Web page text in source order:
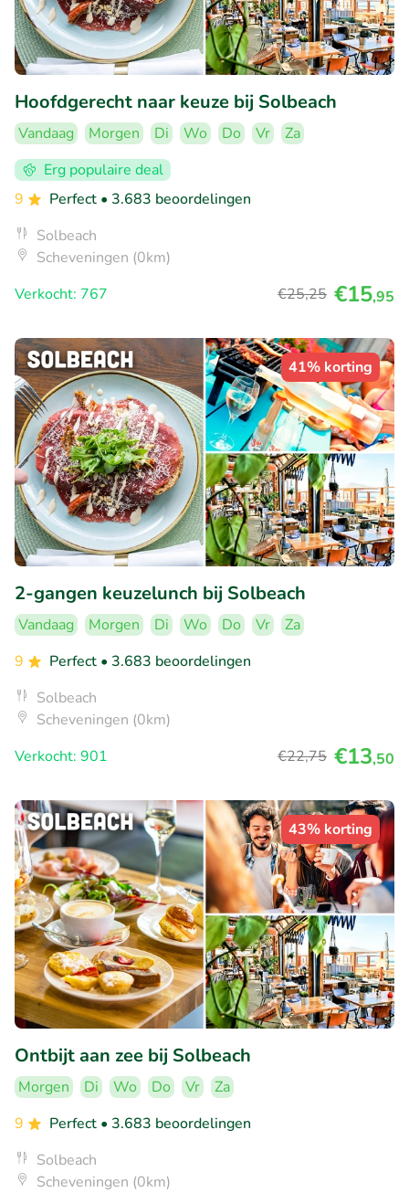
Hoofdgerecht naar keuze bij Solbeach
Vandaag Morgen Di Wo Do Vr
Za
Erg populaire deal
9
Perfect • 3.683 beoordelingen
Solbeach
Scheveningen (0km)
Verkocht: 767
€25,25 €15,95
41% korting
2-gangen keuzelunch bij Solbeach
Vandaag Morgen Di Wo Do Vr
Za
9
Perfect • 3.683 beoordelingen
Solbeach
Scheveningen (0km)
Verkocht: 901
€22,75 €13,50
43% korting
Ontbijt aan zee bij Solbeach
Morgen Di Wo Do Vr
Za
9
Perfect • 3.683 beoordelingen
Solbeach
Scheveningen (0km)